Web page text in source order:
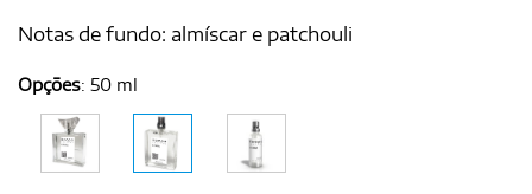
Notas de fundo: almíscar e patchouli
Opções: 50 ml